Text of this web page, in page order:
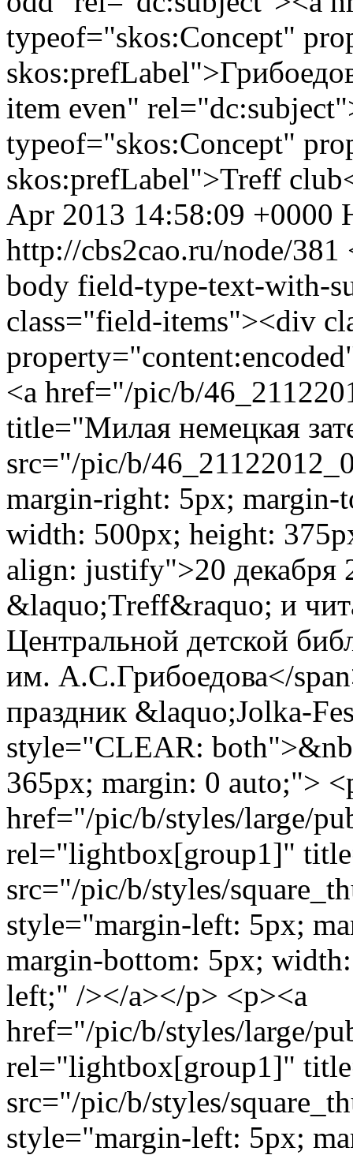
typeof="skos:Concept"
item even"
typeof="skos:Concept"
skos:prefLabel">Treff
Apr 2013 14:58:09 +0000
http://cbs2cao.ru/node/381
body field-type-text-with-
class="field-items"><div
<a href="/pic/b/
title="Милая немецкая
src="/pic/b/
margin-right: 5px;
width: 500px; height:
align: justify">20 декабря
&laquo;Treff&raquo; и
Центральной детской
им. А.С.Грибоедова</
праздник &laquo;Jolka-
style="CLEAR:
365px; margin: 0 auto;">
href="/pic/b/styles/large/
rel="lightbox[group1]"
src="/pic/b/styles/
style="margin-left: 5px;
margin-bottom: 5px;
left;" /></a></p> <p><a
href="/pic/b/styles/large/
rel="lightbox[group1]"
src="/pic/b/styles/
style="margin-left: 5px;